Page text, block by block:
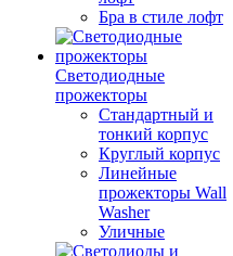
Бра в стиле лофт
Светодиодные
прожекторы
Стандартный и
тонкий корпус
Круглый корпус
Линейные
прожекторы Wall
Washer
Уличные